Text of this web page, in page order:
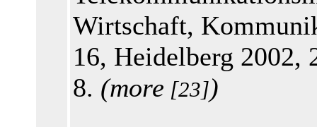
Wirtschaft,
16, Heidelberg 2002,
8. (more [23])